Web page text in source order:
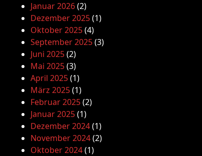
Januar 2026(2)
Dezember 2025(1)
Oktober 2025(4)
September 2025(3)
Juni 2025(2)
Mai 2025(3)
April 2025(1)
März 2025(1)
Februar 2025(2)
Januar 2025(1)
Dezember 2024(1)
November 2024(2)
Oktober 2024(1)